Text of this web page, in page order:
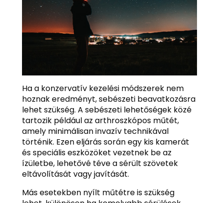
Ha a konzervatív kezelési módszerek nem
hoznak eredményt, sebészeti beavatkozásra
lehet szükség. A sebészeti lehetőségek közé
tartozik például az arthroszkópos műtét,
amely minimálisan invazív technikával
történik. Ezen eljárás során egy kis kamerát
és speciális eszközöket vezetnek be az
ízületbe, lehetővé téve a sérült szövetek
eltávolítását vagy javítását.
Más esetekben nyílt műtétre is szükség